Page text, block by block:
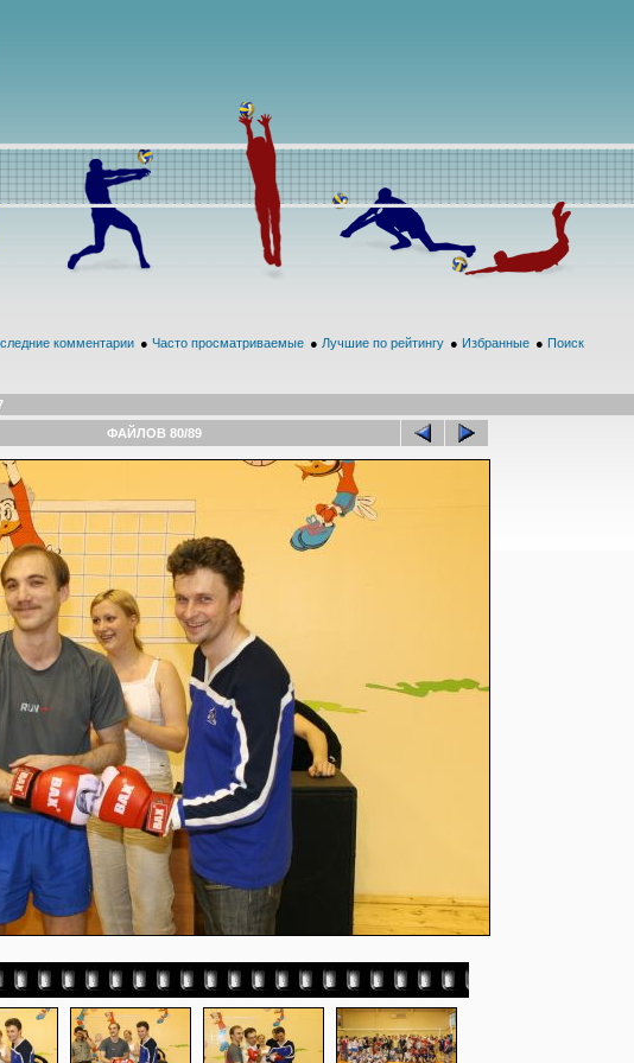
комментарии ● Часто просматриваемые ● Лучшие по рейтингу ● Избранные ● Поиск
ФАЙЛОВ 80/89